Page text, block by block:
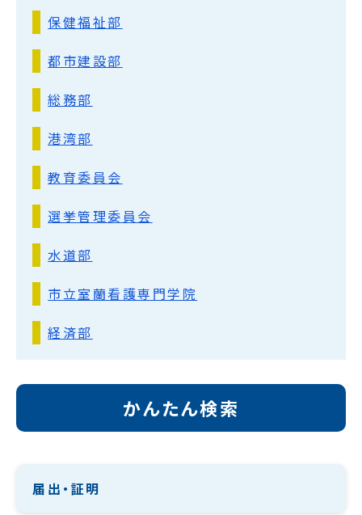
保健福祉部
都市建設部
総務部
港湾部
教育委員会
選挙管理委員会
水道部
市立室蘭看護専門学院
経済部
かんたん検索
届出・証明